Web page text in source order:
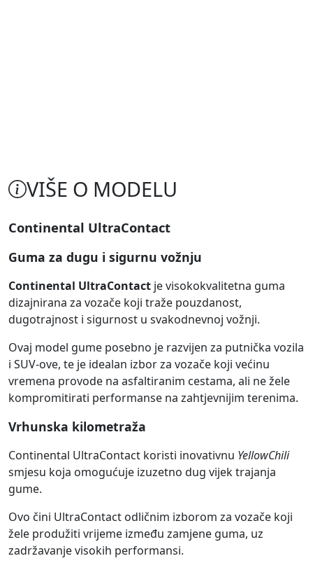
VIŠE O MODELU
Continental UltraContact
Guma za dugu i sigurnu vožnju
Continental UltraContact je visokokvalitetna guma
dizajnirana za vozače koji traže pouzdanost,
dugotrajnost i sigurnost u svakodnevnoj vožnji.
Ovaj model gume posebno je razvijen za putnička vozila
i SUV-ove, te je idealan izbor za vozače koji većinu
vremena provode na asfaltiranim cestama, ali ne žele
kompromitirati performanse na zahtjevnijim terenima.
Vrhunska kilometraža
Continental UltraContact koristi inovativnu YellowChili
smjesu koja omogućuje izuzetno dug vijek trajanja
gume.
Ovo čini UltraContact odličnim izborom za vozače koji
žele produžiti vrijeme između zamjene guma, uz
zadržavanje visokih performansi.